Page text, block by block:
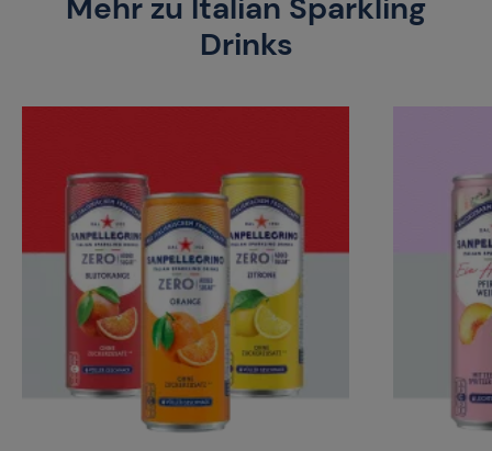
Drinks